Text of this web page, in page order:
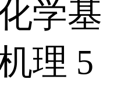
学基
理 5